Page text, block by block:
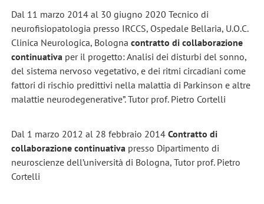
Dal 11 marzo 2014 al 30 giugno 2020 Tecnico di
neurofisiopatologia presso IRCCS, Ospedale Bellaria, U.O.C.
Clinica Neurologica, Bologna contratto di collaborazione
continuativaper il progetto: Analisi dei disturbi del sonno,
del sistema nervoso vegetativo, e dei ritmi circadiani come
fattori di rischio predittivi nella malattia di Parkinson e altre
malattie neurodegenerative”. Tutor prof. Pietro Cortelli
Dal 1 marzo 2012 al 28 febbraio 2014 Contratto di
collaborazione continuativa presso Dipartimento di
neuroscienze dell’università di Bologna, Tutor prof. Pietro
Cortelli